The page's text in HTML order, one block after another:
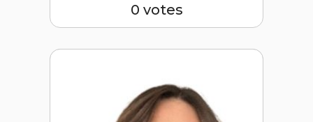
0 votes